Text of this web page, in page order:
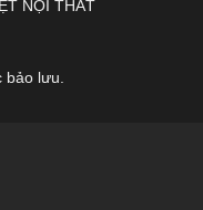
NỘI THẤT
lưu.